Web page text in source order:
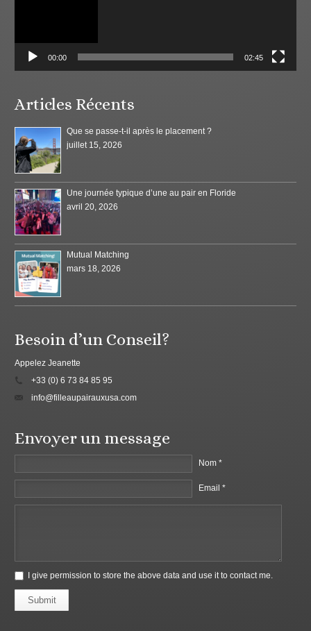
00:00 02:45
Articles Récents
Que se passe-t-il après le placement ?
juillet 15, 2026
Une journée typique d’une au pair en Floride
avril 20, 2026
Mutual Matching
mars 18, 2026
Besoin d’un Conseil?
Appelez Jeanette
+33 (0) 6 73 84 85 95
info@filleaupairauxusa.com
Envoyer un message
Nom *
Email *
I give permission to store the above data and use it to contact me.
Submit